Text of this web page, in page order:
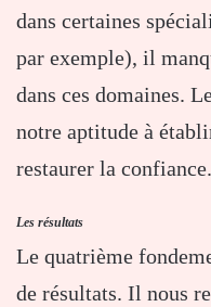
dans certaines
par exemple), il
dans ces domaines.
notre aptitude à
restaurer la confiance.
Les résultats
Le quatrième
de résultats. Il nous